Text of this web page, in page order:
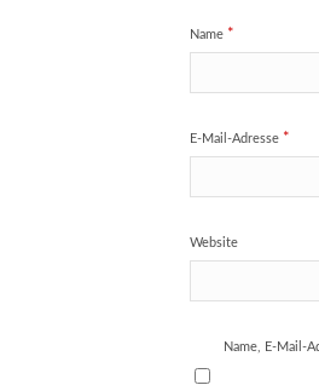
Name *
E-Mail-Adresse *
Website
Name, E-Mail-